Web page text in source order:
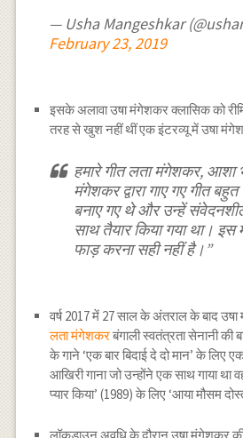
— Usha Mangeshkar
February 23, 2019
इसके अलावा उषा मंगेशकर क्लासिक को
तरह से खुश नहीं थीं एक इंटरव्यू में उषा
हमारे गीत लता मंगेशकर,
मंगेशकर द्वारा गाए गए गीत
बनाए गए थे और उन्हें
साथ तैयार किया गया था। इस
फाड़ करना सही नहीं है।”
वर्ष 2017 में 27 साल के अंतराल के बाद
लता मंगेशकरबंगाली स्वतंत्रता सेनानी की
के गाने ‘एक बार बिदाई दे दो मान’ के लिए
आखिरी गाना जो उन्होंने एक साथ गाया था
प्यार किया’ (1989) के लिए ‘आया मौसम